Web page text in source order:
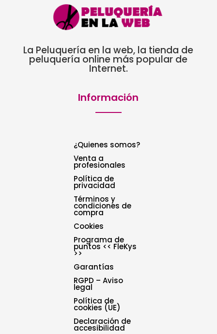
La Peluquería en la web, la tienda de
peluquería online más popular de
Internet.
Información
¿Quienes somos?
Venta a
profesionales
Política de
privacidad
Términos y
condiciones de
compra
Cookies
Programa de
puntos << FleKys
>>
Garantías
RGPD – Aviso
legal
Política de
cookies (UE)
Declaración de
accesibilidad